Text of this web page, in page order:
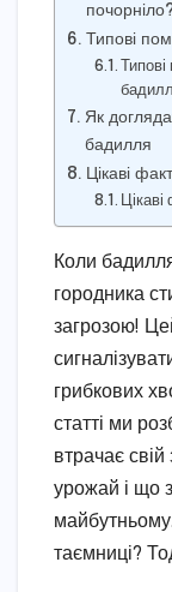
Типові
Як
бадилля
Цікаві
Коли
городника
загрозою!
грибкових
статті ми
втрачає
урожай і що
таємниці?